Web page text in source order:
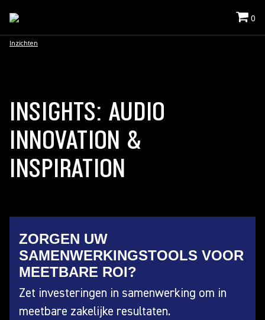
0
Inzichten
INSIGHTS: AUDIO
INNOVATION &
INSPIRATION
ZORGEN UW
SAMENWERKINGSTOOLS VOOR
MEETBARE ROI?
Zet investeringen in samenwerking om in
meetbare zakelijke resultaten.